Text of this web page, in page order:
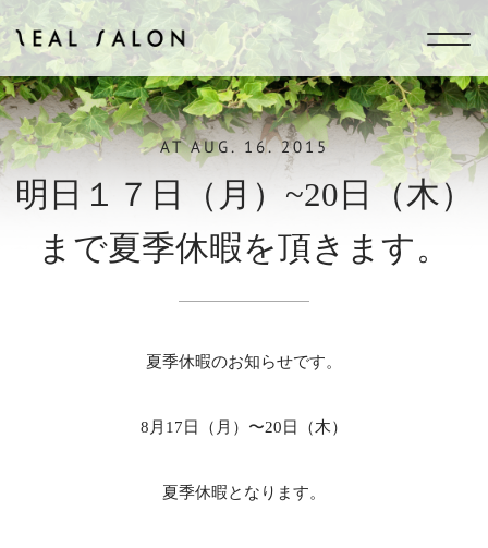
ZEAL SALON
ATAUG. 16. 2015
明日１７日（月）~20日（木）
まで夏季休暇を頂きます。
夏季休暇のお知らせです。
8月17日（月）〜20日（木）
夏季休暇となります。